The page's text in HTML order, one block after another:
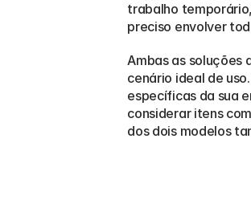
trabalho
preciso envolver
Ambas as soluções
cenário ideal de
específicas da sua
considerar itens
dos dois modelos